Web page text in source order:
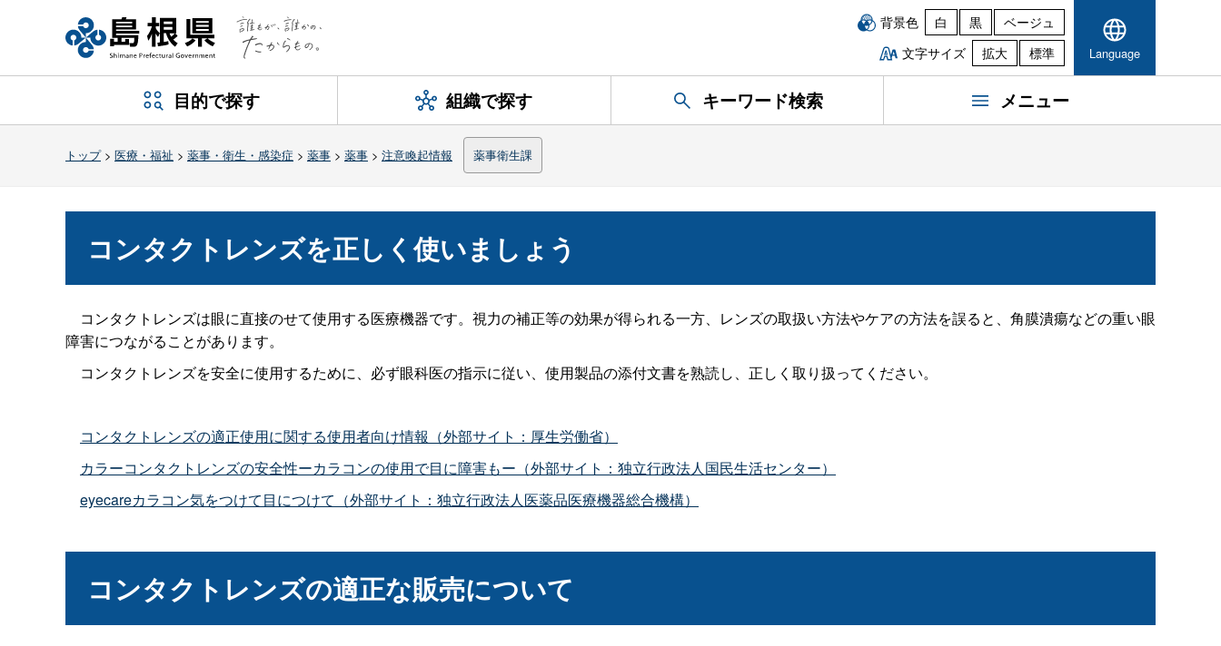
背景色 白 黒
ベージュ
文字サイズ
拡大 標準 Language
目的で探す 組織で探す キーワード検索 メニュー
トップ> 医療・福祉 > 薬事・衛生・感染症 > 薬事 > 薬事 > 注意喚起情報 薬事衛生課
コンタクトレンズを正しく使いましょう
コンタクトレンズは眼に直接のせて使用する医療機器です。視力の補正等の効果が得られる一方、レンズの取扱い方法やケアの方法を誤ると、角膜潰瘍などの重い眼
障害につながることがあります。
コンタクトレンズを安全に使用するために、必ず眼科医の指示に従い、使用製品の添付文書を熟読し、正しく取り扱ってください。
コンタクトレンズの適正使用に関する使用者向け情報（外部サイト：厚生労働省）
カラーコンタクトレンズの安全性ーカラコンの使用で目に障害もー（外部サイト：独立行政法人国民生活センター）
eyecareカラコン気をつけて目につけて（外部サイト：独立行政法人医薬品医療機器総合機構）
コンタクトレンズの適正な販売について